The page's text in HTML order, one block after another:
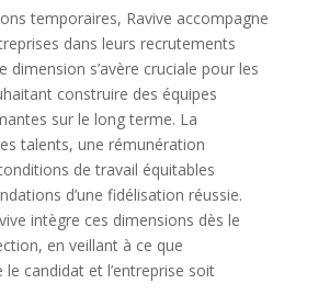
temporaires, Ravive accompagne
dans leurs recrutements
dimension s’avère cruciale pour les
construire des équipes
sur le long terme. La
talents, une rémunération
de travail équitables
d’une fidélisation réussie.
intègre ces dimensions dès le
en veillant à ce que
le candidat et l’entreprise soit